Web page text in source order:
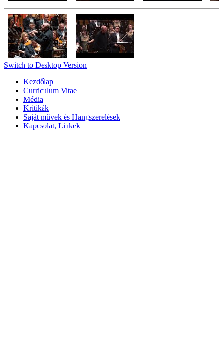
Switch to Desktop Version
Kezdőlap
Curriculum Vitae
Média
Kritikák
Saját művek és Hangszerelések
Kapcsolat, Linkek